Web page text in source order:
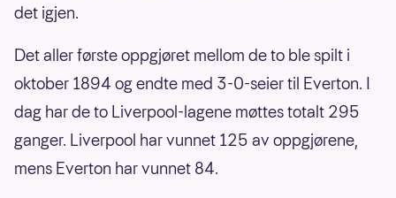
det igjen.
Det aller første oppgjøret mellom de to ble spilt i
oktober 1894 og endte med 3-0-seier til Everton. I
dag har de to Liverpool-lagene møttes totalt 295
ganger. Liverpool har vunnet 125 av oppgjørene,
mens Everton har vunnet 84.